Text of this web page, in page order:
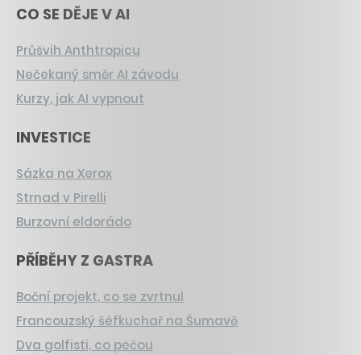
CO SE DĚJE V AI
Průšvih Anthtropicu
Nečekaný směr AI závodu
Kurzy, jak AI vypnout
INVESTICE
Sázka na Xerox
Strnad v Pirelli
Burzovní eldorádo
PŘÍBĚHY Z GASTRA
Boční projekt, co se zvrtnul
Francouzský šéfkuchař na Šumavě
Dva golfisti, co pečou